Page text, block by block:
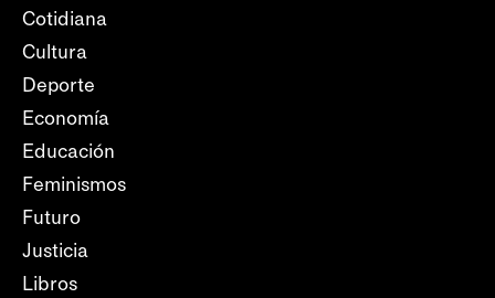
Cotidiana
Cultura
Deporte
Economía
Educación
Feminismos
Futuro
Justicia
Libros